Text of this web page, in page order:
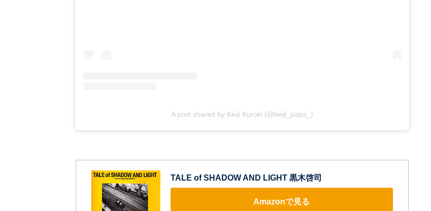
A post shared by Keiji Kuroki (@keiji_papa_)
TALE of SHADOW AND LIGHT 黒木啓司
Amazonで見る